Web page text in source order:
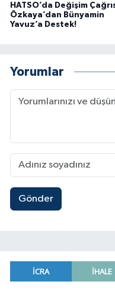
HATSO’da Değişim
Özkaya’dan Bünyamin
Yavuz’a Destek!
Yorumlar
Gönder